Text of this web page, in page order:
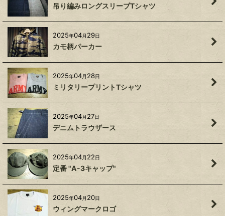
吊り編みロングスリーブTシャツ
2025年04月 29日
カモ柄パーカー
2025年04月 28日
ミリタリープリントTシャツ
2025年04月 27日
デニムトラウザース
2025年04月 22日
定番 "A-3キャップ"
2025年04月 20日
ウィングマークロゴ